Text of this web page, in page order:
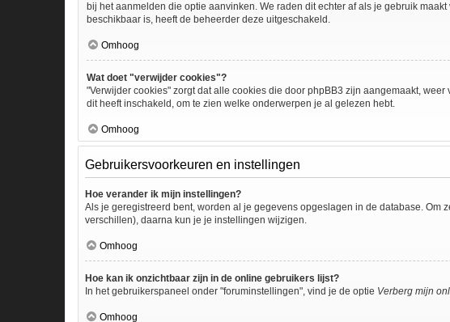
bij het aanmelden die optie aanvinken. We raden dit echter af als je gebruik
beschikbaar is, heeft de beheerder deze uitgeschakeld.
Omhoog
Wat doet "verwijder cookies"?
"Verwijder cookies" zorgt dat alle cookies die door phpBB3 zijn aangemaakt,
dit heeft inschakeld, om te zien welke onderwerpen je al gelezen hebt.
Omhoog
Gebruikersvoorkeuren en instellingen
Hoe verander ik mijn instellingen?
Als je geregistreerd bent, worden al je gegevens opgeslagen in de database. Om
verschillen), daarna kun je je instellingen wijzigen.
Omhoog
Hoe kan ik onzichtbaar zijn in de online gebruikers lijst?
In het gebruikerspaneel onder "foruminstellingen", vind je de optie Verberg mijn
Omhoog